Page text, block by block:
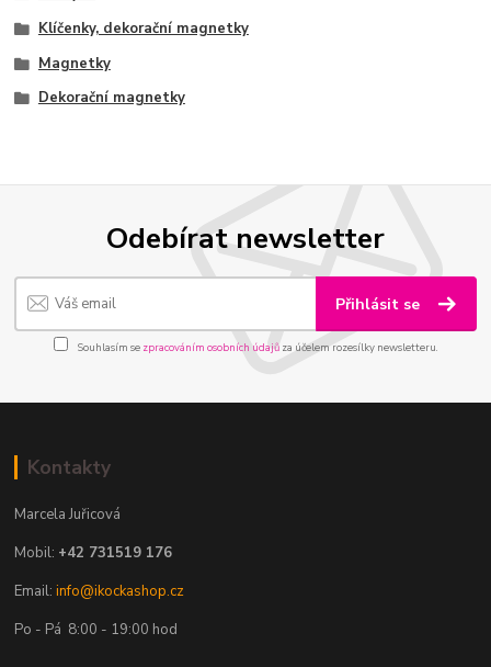
Klíčenky, dekorační magnetky
Magnetky
Dekorační magnetky
Odebírat newsletter
Přihlásit se
Souhlasím se zpracováním osobních údajůza účelem rozesílky newsletteru.
Kontakty
Marcela Juřicová
Mobil: +42 731519 176
Email:info@ikockashop.cz
Po - Pá 8:00 - 19:00 hod